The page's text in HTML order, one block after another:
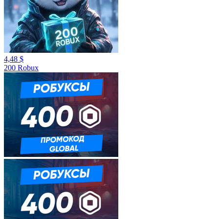
4,48 $
200 Robux